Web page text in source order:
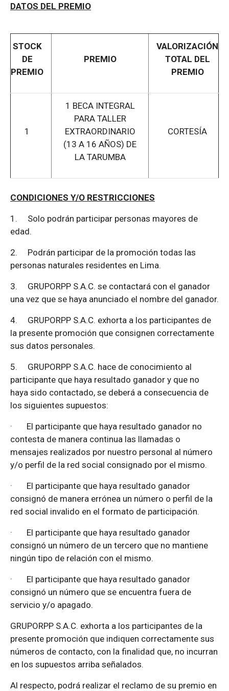
DATOS DEL PREMIO
STOCK
DE
PREMIO
PREMIO
VALORIZACIÓN
TOTAL DEL
PREMIO
1
1 BECA INTEGRAL
PARA TALLER
EXTRAORDINARIO
(13 A 16 AÑOS) DE
LA TARUMBA
CORTESÍA
CONDICIONES Y/O RESTRICCIONES
1. Solo podrán participar personas mayores de
edad.
2. Podrán participar de la promoción todas las
personas naturales residentes en Lima.
3. GRUPORPP S.A.C. se contactará con el ganador
una vez que se haya anunciado el nombre del ganador.
4. GRUPORPP S.A.C. exhorta a los participantes de
la presente promoción que consignen correctamente
sus datos personales.
5. GRUPORPP S.A.C. hace de conocimiento al
participante que haya resultado ganador y que no
haya sido contactado, se deberá a consecuencia de
los siguientes supuestos:
· El participante que haya resultado ganador no
contesta de manera continua las llamadas o
mensajes realizados por nuestro personal al número
y/o perfil de la red social consignado por el mismo.
· El participante que haya resultado ganador
consignó de manera errónea un número o perfil de la
red social invalido en el formato de participación.
· El participante que haya resultado ganador
consignó un número de un tercero que no mantiene
ningún tipo de relación con el mismo.
· El participante que haya resultado ganador
consignó un número que se encuentra fuera de
servicio y/o apagado.
GRUPORPP S.A.C. exhorta a los participantes de la
presente promoción que indiquen correctamente sus
números de contacto, con la finalidad que, no incurran
en los supuestos arriba señalados.
Al respecto, podrá realizar el reclamo de su premio en